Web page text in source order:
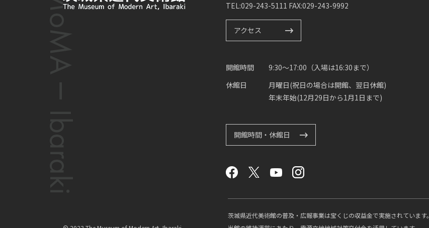
TEL:029-243-5111 FAX:029-243-9992
アクセス
開館時間
9:30～17:00（入場は16:30まで）
休館日
月曜日(祝日の場合は開館、翌日休館)
年末年始(12月29日から1月1日まで)
開館時間・休館日
茨城県近代美術館の普及・広報事業は宝くじの収益金で実施されています。